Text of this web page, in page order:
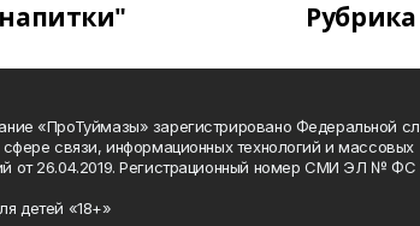
«ПроТуймазы» зарегистрировано Федеральной
сфере связи, информационных технологий и массовых
от 26.04.2019. Регистрационный номер СМИ ЭЛ № ФС
детей «18+»